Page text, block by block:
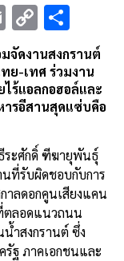
E
m
ai
l
C
o
py
Li
n
k
h
ar
e
จัดงานสงกรานต์
ย-เทศ ร่วมงาน
ร้แอลกอฮอล์และ
ารอีสานสุดแซ่บคือ
ระศักดิ์ ฑีฆายุพันธุ์
ที่รับผิดชอบกับการ
าลดอกคูนเสียงแคน
ตลอดแนวถนน
ำสงกรานต์ ซึ่ง
ฐ ภาคเอกชนและ